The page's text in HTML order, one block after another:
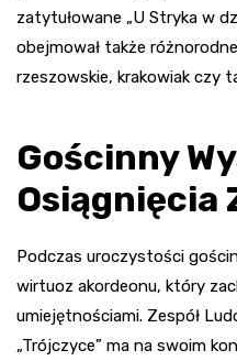
zatytułowane „U Stryka w
obejmował także
rzeszowskie, krakowiak czy
Gościnny
Osiągnięcia
Podczas uroczystości
wirtuoz akordeonu, który
umiejętnościami. Zespół
„Trójczyce” ma na swoim